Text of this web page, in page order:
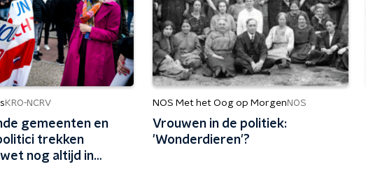
KRO-NCRV
gemeenten en
trekken
nog altijd in
NOS Met het Oog op Morgen NOS
Vrouwen in de politiek:
'Wonderdieren'?